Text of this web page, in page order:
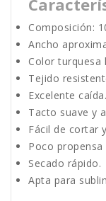
Composición:
Ancho
Color turquesa
Tejido
Excelente caída.
Tacto suave y
Fácil de cortar
Poco propensa
Secado rápido.
Apta para